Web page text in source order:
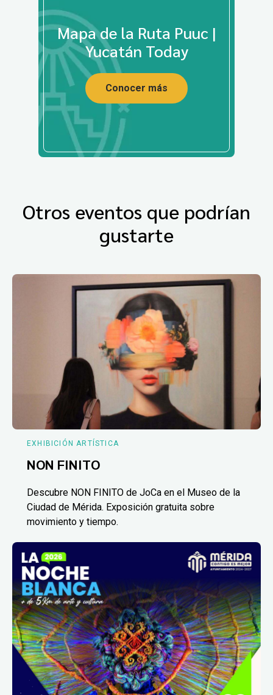
Mapa de la Ruta Puuc |
Yucatán Today
Conocer más
Otros eventos que podrían
gustarte
EXHIBICIÓN ARTÍSTICA
NON FINITO
Descubre NON FINITO de JoCa en el Museo de la
Ciudad de Mérida. Exposición gratuita sobre
movimiento y tiempo.